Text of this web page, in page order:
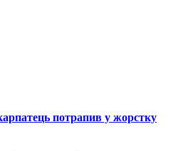
потрапив у жорстку